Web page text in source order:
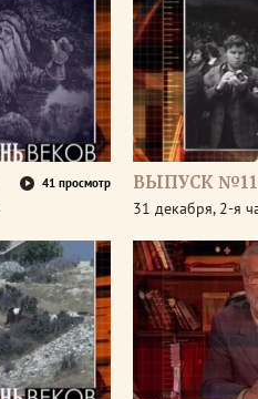
41 просмотр ВЫПУСК
31 декабря, 2-я